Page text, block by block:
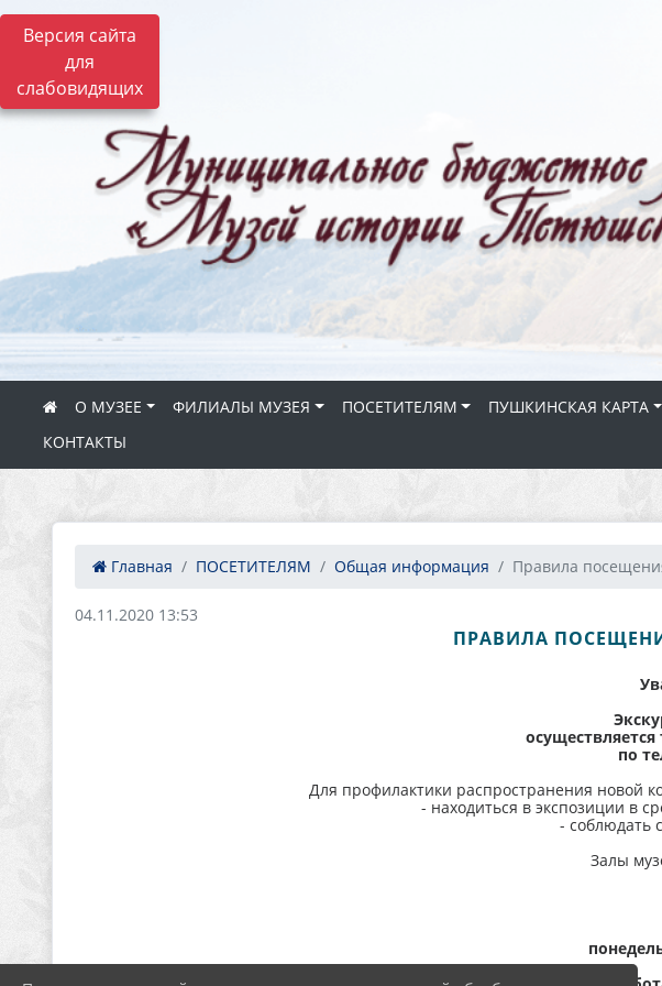
Версия сайта
для
слабовидящих
О МУЗЕЕ ФИЛИАЛЫ МУЗЕЯ ПОСЕТИТЕЛЯМ ПУШКИНСКАЯ КАРТА
КОНТАКТЫ
Главная ПОСЕТИТЕЛЯМ Общая информация Правила
04.11.2020 13:53
ПРАВИЛА
по
Для профилактики распространения новой
- находиться в экспозиции в
- соблюдать
Залы